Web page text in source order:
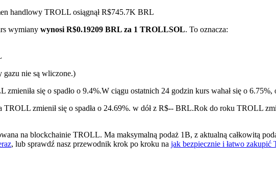
handlowy TROLL osiągnął R$745.7K BRL
wymiany wynosi R$0.19209 BRL za 1 TROLLSOL. To oznacza:
gazu nie są wliczone.)
się o spadło o 9.4%.W ciągu ostatnich 24 godzin kurs wahał się o
TROLL zmienił się o spadła o 24.69%. w dół z R$-- BRL.Rok do roku TROLL
na blockchainie TROLL. Ma maksymalną podaż 1B, z aktualną całkowitą
, lub sprawdź nasz przewodnik krok po kroku na jak bezpiecznie i łatwo